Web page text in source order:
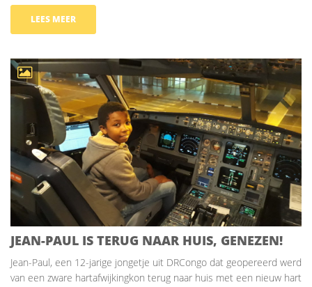
LEES MEER
JEAN-PAUL IS TERUG NAAR HUIS, GENEZEN!
Jean-Paul, een 12-jarige jongetje uit DRCongo dat geopereerd werd
van een zware hartafwijkingkon terug naar huis met een nieuw hart